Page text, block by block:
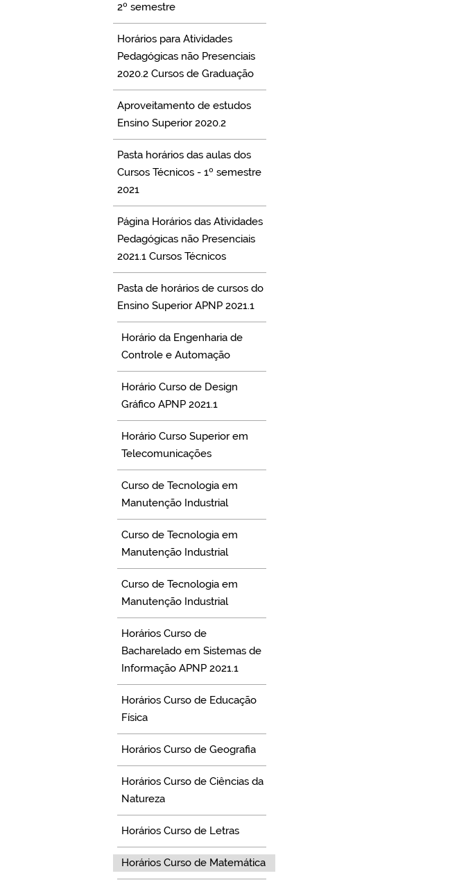
2º semestre
Horários para Atividades
Pedagógicas não Presenciais
2020.2 Cursos de Graduação
Aproveitamento de estudos
Ensino Superior 2020.2
Pasta horários das aulas dos
Cursos Técnicos - 1º semestre
2021
Página Horários das Atividades
Pedagógicas não Presenciais
2021.1 Cursos Técnicos
Pasta de horários de cursos do
Ensino Superior APNP 2021.1
Horário da Engenharia de
Controle e Automação
Horário Curso de Design
Gráfico APNP 2021.1
Horário Curso Superior em
Telecomunicações
Curso de Tecnologia em
Manutenção Industrial
Curso de Tecnologia em
Manutenção Industrial
Curso de Tecnologia em
Manutenção Industrial
Horários Curso de
Bacharelado em Sistemas de
Informação APNP 2021.1
Horários Curso de Educação
Física
Horários Curso de Geografia
Horários Curso de Ciências da
Natureza
Horários Curso de Letras
Horários Curso de Matemática